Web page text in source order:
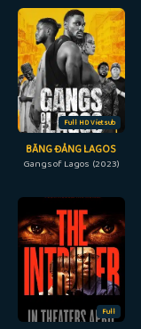
Full HD Vietsub
BĂNG ĐẢNG LAGOS
Gangs of Lagos (2023)
Full